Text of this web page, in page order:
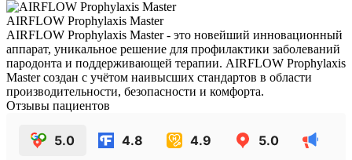
AIRFLOW Prophylaxis Master
AIRFLOW Prophylaxis Master - это новейший инновационный
аппарат, уникальное решение для профилактики заболеваний
пародонта и поддерживающей терапии. AIRFLOW Prophylaxis
Master создан с учётом наивысших стандартов в области
производительности, безопасности и комфорта.
Отзывы пациентов
5.0 4.8 4.9 5.0